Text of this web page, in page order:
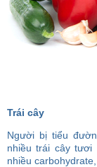
Trái cây
Người bị tiểu
nhiều trái cây
nhiều